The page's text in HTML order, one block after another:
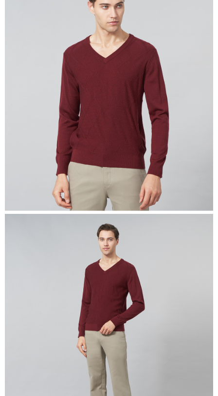
每筆NT$60，滿NT$1,200(含以上)免運費
每筆NT$60，滿NT$1,200(含以上)免運費
每筆NT$60，滿NT$1,200(含以上)免運費
每筆NT$80，滿NT$1,200(含以上)免運費
每筆NT$80，滿NT$1,200(含以上)免運費